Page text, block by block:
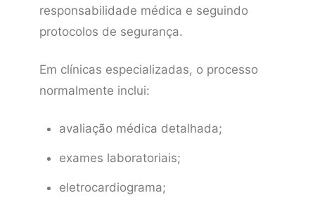
responsabilidade médica e seguindo
protocolos de segurança.
Em clínicas especializadas, o processo
normalmente inclui:
avaliação médica detalhada;
exames laboratoriais;
eletrocardiograma;